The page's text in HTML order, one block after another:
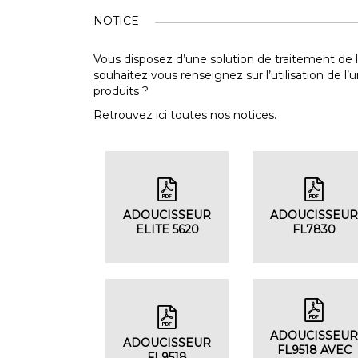
NOTICE
Vous disposez d’une solution de traitement de
souhaitez vous renseignez sur l’utilisation de
produits ?
Retrouvez ici toutes nos notices.
ADOUCISSEUR
ELITE 5620
ADOUCISSEUR
FL7830
ADOUCISSEUR
ADOUCISSEUR
FL9518 AVEC